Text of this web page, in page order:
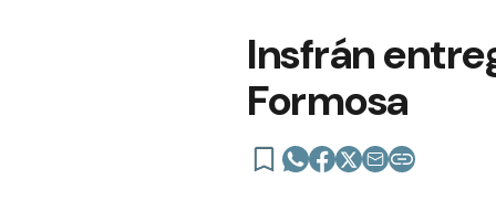
Insfrán
Formosa